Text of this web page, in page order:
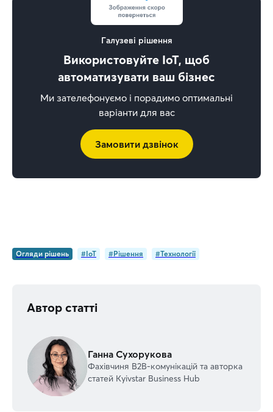
Галузеві рішення
Використовуйте IoT, щоб
автоматизувати ваш бізнес
Ми зателефонуємо і порадимо оптимальні
варіанти для вас
Замовити дзвінок
Огляди рішень #IoT #Рішення #Технології
Автор статті
Ганна Сухорукова
Фахівчиня В2В-комунікацій та авторка
статей Kyivstar Business Hub